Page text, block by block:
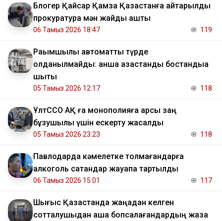
Блогер Қайсар Қамза Қазақстанға қайтарылды
прокуратура мән жайды ашты
06 Тамыз 2026 18:47 119
Рақымшылық автоматты түрде
қолданылмайды: қанша қазақстандық бостандыққа
шықты
05 Тамыз 2026 12:17 118
ҰлтССО АҚ ға монополияға қарсы заң
бұзушылық үшін ескерту жасалды
05 Тамыз 2026 23:23 118
Павлодарда кәмелетке толмағандарға
алкоголь сатқандар жауапқа тартылды
06 Тамыз 2026 15:01 117
Шығыс Қазақстанда жаңадан келген
сотталушыдан ақша бопсалағандардың жаза